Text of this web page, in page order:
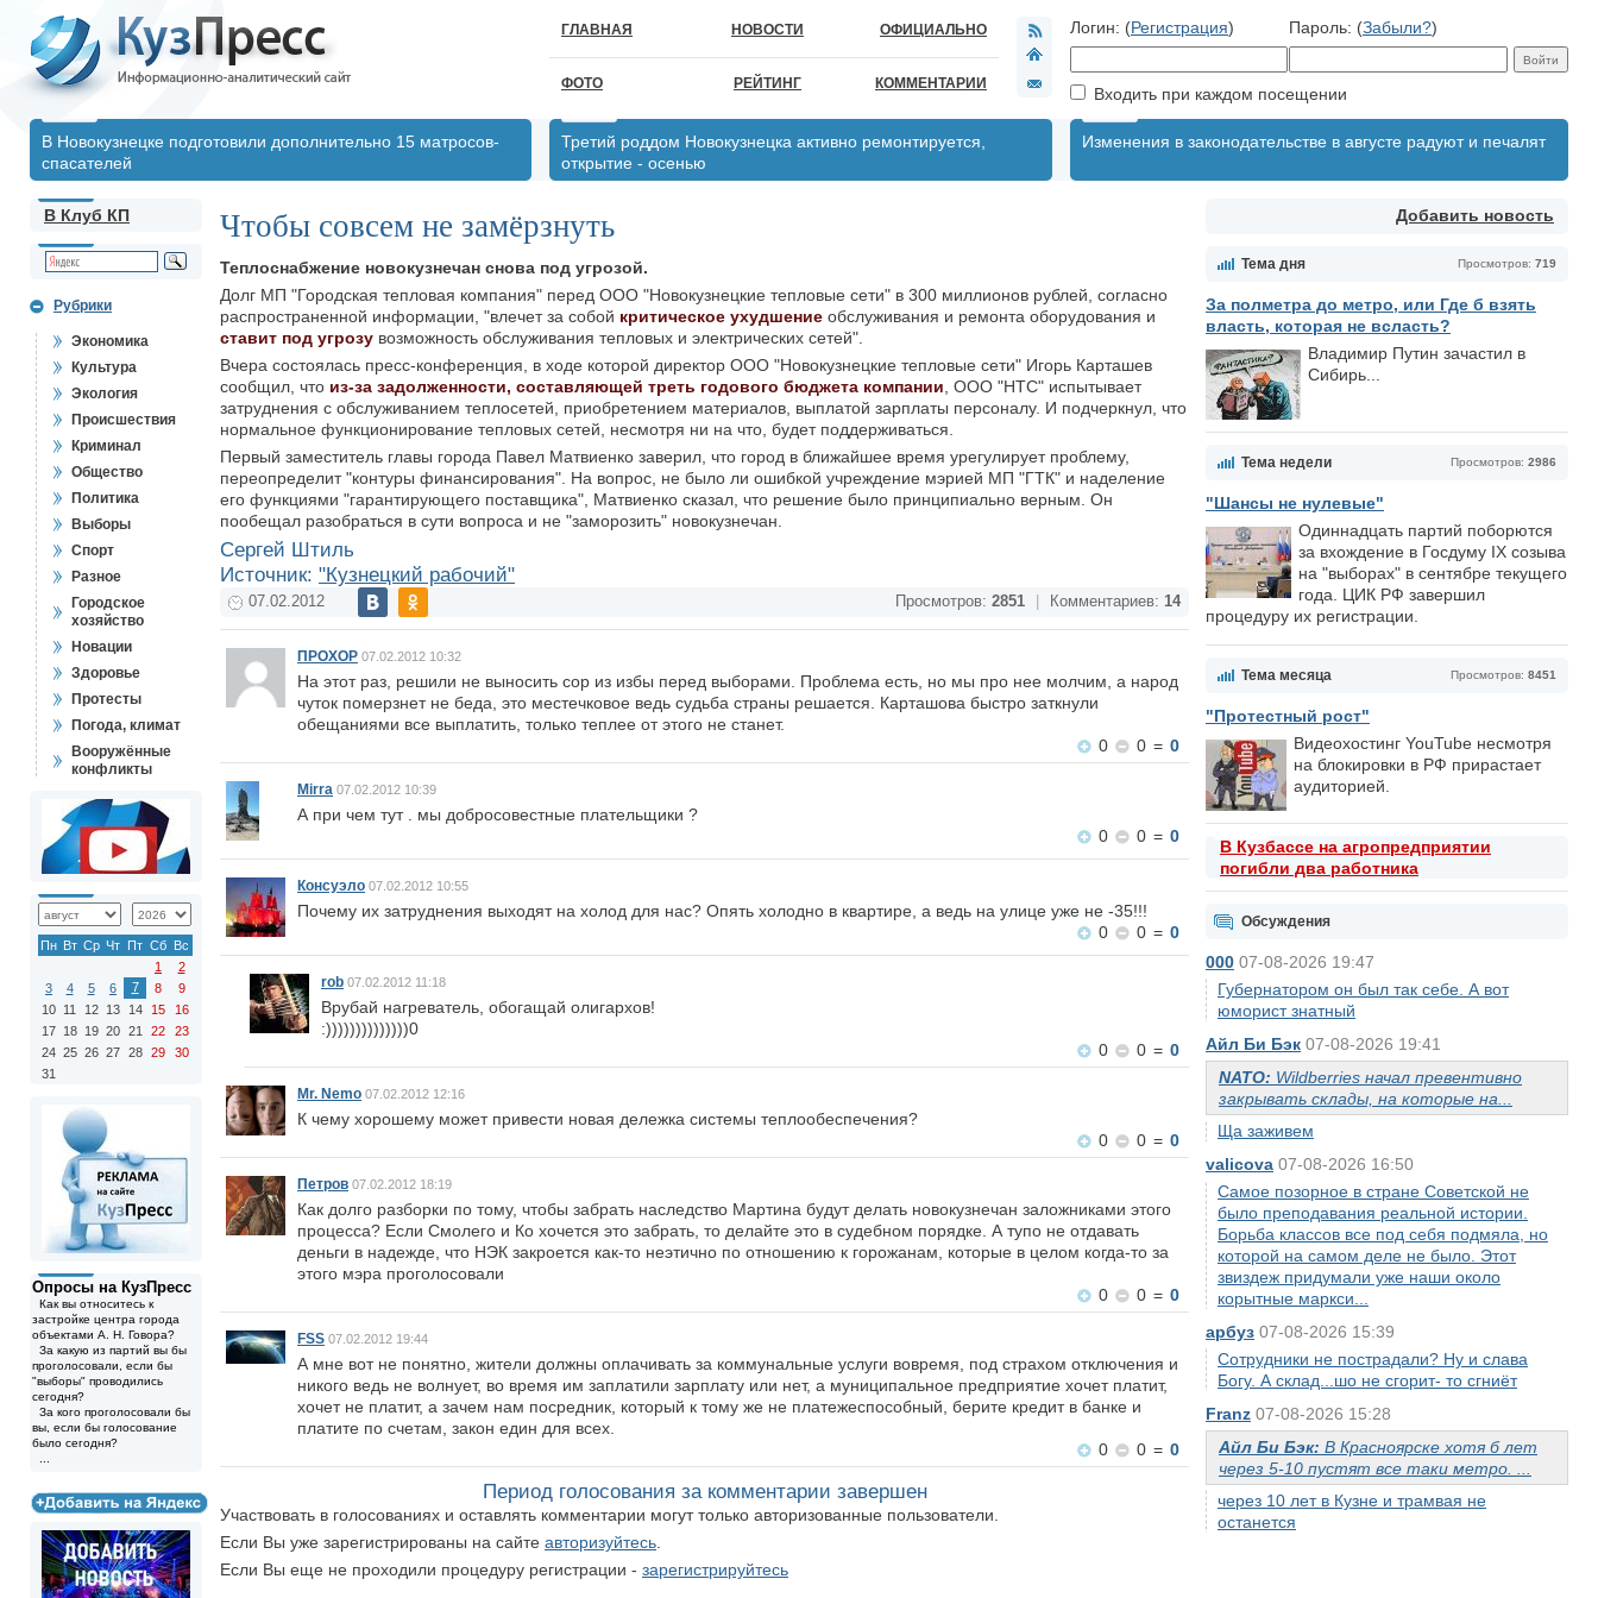
ГЛАВНАЯ НОВОСТИ ОФИЦИАЛЬНО
ФОТО РЕЙТИНГ КОММЕНТАРИИ
Логин: (Регистрация) Пароль: (Забыли?)
Входить при каждом посещении
В Новокузнецке подготовили дополнительно 15 матросов-
спасателей
Третий роддом Новокузнецка активно ремонтируется,
открытие - осенью
Изменения в законодательстве в августе радуют и печалят
Добавить новость
Просмотров: 719
Тема дня
За полметра до метро, или Где б взять
власть, которая не всласть?
Владимир Путин зачастил в
Сибирь...
Просмотров: 2986
Тема недели
"Шансы не нулевые"
Одиннадцать партий поборются
за вхождение в Госдуму IX созыва
на "выборах" в сентябре текущего
года. ЦИК РФ завершил
процедуру их регистрации.
Просмотров: 8451
Тема месяца
"Протестный рост"
Видеохостинг YouTube несмотря
на блокировки в РФ прирастает
аудиторией.
В Кузбассе на агропредприятии
погибли два работника
Обсуждения
000 07-08-2026 19:47
Губернатором он был так себе. А вот
юморист знатный
Айл Би Бэк 07-08-2026 19:41
NATO: Wildberries начал превентивно
закрывать склады, на которые на...
Ща заживем
valicova 07-08-2026 16:50
Самое позорное в стране Советской не
было преподавания реальной истории.
Борьба классов все под себя подмяла, но
которой на самом деле не было. Этот
звиздеж придумали уже наши около
корытные маркси...
арбуз 07-08-2026 15:39
Сотрудники не пострадали? Ну и слава
Богу. А склад...шо не сгорит- то сгниёт
Franz 07-08-2026 15:28
Айл Би Бэк: В Красноярске хотя б лет
через 5-10 пустят все таки метро. ...
через 10 лет в Кузне и трамвая не
останется
В Клуб КП
Рубрики
Экономика
Культура
Экология
Происшествия
Криминал
Общество
Политика
Выборы
Спорт
Разное
Городское
хозяйство
Новации
Здоровье
Протесты
Погода, климат
Вооружённые
конфликты
Пн Вт Ср Чт Пт Сб Вс
1
2
3
4 5 6 7 8
9
10 11 12 13 14 15
16
17 18 19 20 21 22
23
24 25 26 27 28 29
30
31
Опросы на КузПресс
Как вы относитесь к
застройке центра города
объектами А. Н. Говора?
За какую из партий вы бы
проголосовали, если бы
"выборы" проводились
сегодня?
За кого проголосовали бы
вы, если бы голосование
было сегодня?
Чтобы совсем не замёрзнуть
Теплоснабжение новокузнечан снова под угрозой.
Долг МП "Городская тепловая компания" перед ООО "Новокузнецкие тепловые сети" в 300 миллионов рублей, согласно
распространенной информации, "влечет за собой критическое ухудшение обслуживания и ремонта оборудования и
ставит под угрозу возможность обслуживания тепловых и электрических сетей".
Вчера состоялась пресс-конференция, в ходе которой директор ООО "Новокузнецкие тепловые сети" Игорь Карташев
сообщил, что из-за задолженности, составляющей треть годового бюджета компании , ООО "НТС" испытывает
затруднения с обслуживанием теплосетей, приобретением материалов, выплатой зарплаты персоналу. И подчеркнул, что
нормальное функционирование тепловых сетей, несмотря ни на что, будет поддерживаться.
Первый заместитель главы города Павел Матвиенко заверил, что город в ближайшее время урегулирует проблему,
переопределит "контуры финансирования". На вопрос, не было ли ошибкой учреждение мэрией МП "ГТК" и наделение
его функциями "гарантирующего поставщика", Матвиенко сказал, что решение было принципиально верным. Он
пообещал разобраться в сути вопроса и не "заморозить" новокузнечан.
Сергей Штиль
Источник: "Кузнецкий рабочий"
07.02.2012 Просмотров: 2851 Комментариев: 14
ПРОХОР 07.02.2012 10:32
На этот раз, решили не выносить сор из избы перед выборами. Проблема есть, но мы про нее молчим, а народ
чуток померзнет не беда, это местечковое ведь судьба страны решается. Карташова быстро заткнули
обещаниями все выплатить, только теплее от этого не станет.
0
0 = 0
Mirra 07.02.2012 10:39
А при чем тут . мы добросовестные плательщики ?
0
0 = 0
Консуэло 07.02.2012 10:55
Почему их затруднения выходят на холод для нас? Опять холодно в квартире, а ведь на улице уже не -35!!!
0
0 = 0
rob 07.02.2012 11:18
Врубай нагреватель, обогащай олигархов!
:))))))))))))))0
0
0 = 0
Mr. Nemo 07.02.2012 12:16
К чему хорошему может привести новая дележка системы теплообеспечения?
0
0 = 0
Петров 07.02.2012 18:19
Как долго разборки по тому, чтобы забрать наследство Мартина будут делать новокузнечан заложниками этого
процесса? Если Смолего и Ко хочется это забрать, то делайте это в судебном порядке. А тупо не отдавать
деньги в надежде, что НЭК закроется как-то неэтично по отношению к горожанам, которые в целом когда-то за
этого мэра проголосовали
0
0 = 0
FSS 07.02.2012 19:44
А мне вот не понятно, жители должны оплачивать за коммунальные услуги вовремя, под страхом отключения и
никого ведь не волнует, во время им заплатили зарплату или нет, а муниципальное предприятие хочет платит,
хочет не платит, а зачем нам посредник, который к тому же не платежеспособный, берите кредит в банке и
платите по счетам, закон един для всех.
0
0 = 0
Период голосования за комментарии завершен
Участвовать в голосованиях и оставлять комментарии могут только авторизованные пользователи.
Если Вы уже зарегистрированы на сайте авторизуйтесь
Если Вы еще не проходили процедуру регистрации - зарегистрируйтесь